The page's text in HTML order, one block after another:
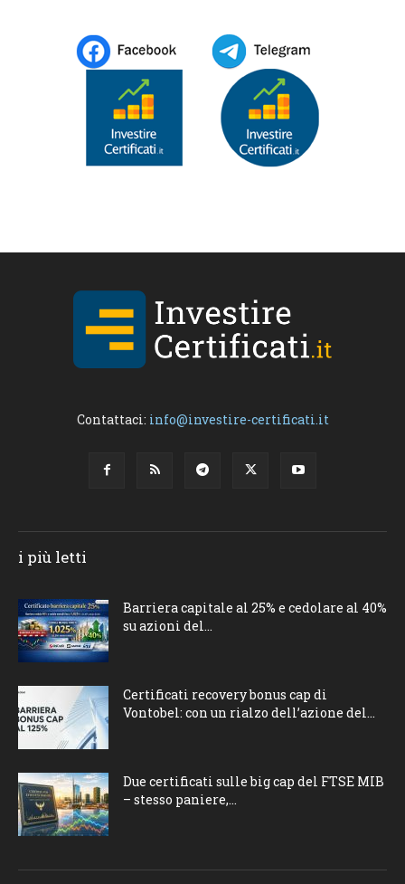
Contattaci: info@investire-certificati.it
i più letti
Barriera capitale al 25% e cedolare al 40%
su azioni del...
Certificati recovery bonus cap di
Vontobel: con un rialzo dell’azione del...
Due certificati sulle big cap del FTSE MIB
– stesso paniere,...